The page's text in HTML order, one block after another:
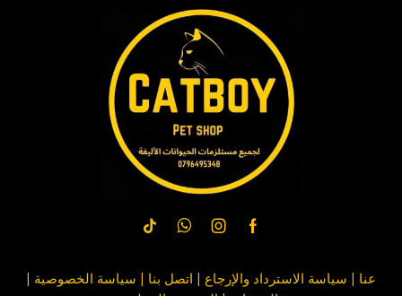
عنا | سياسة الاسترداد والإرجاع | اتصل بنا | سياسة الخصوصية |